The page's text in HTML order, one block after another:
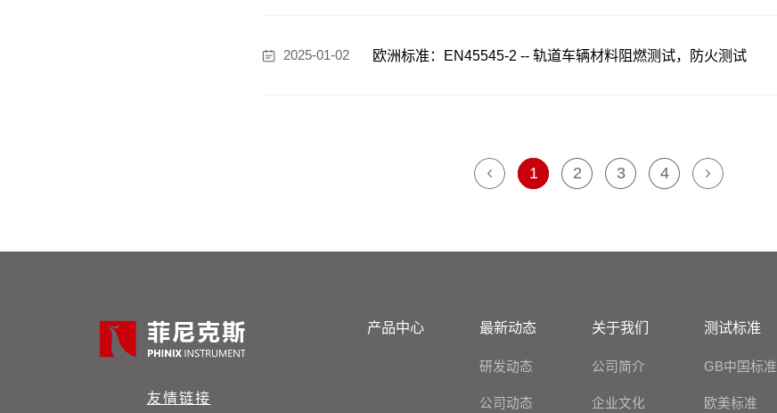
2025-01-02 欧洲标准：EN45545-2 -- 轨道车辆材料阻燃测试，防火测试
1 2 3 4
友情链接
产品中心 最新动态
研发动态
公司动态
关于我们
公司简介
企业文化
测试标准
GB中国标准
欧美标准